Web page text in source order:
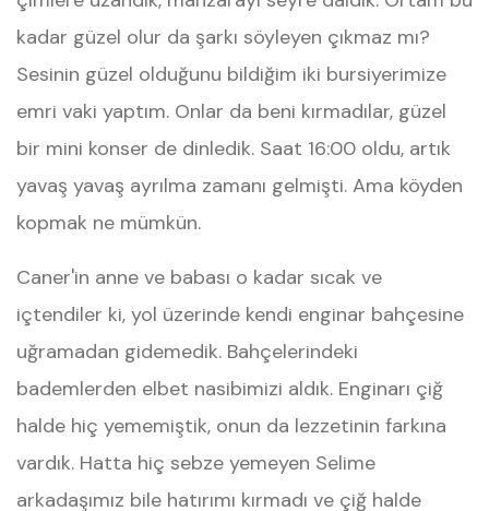
kadar güzel olur da şarkı söyleyen çıkmaz mı?
Sesinin güzel olduğunu bildiğim iki bursiyerimize
emri vaki yaptım. Onlar da beni kırmadılar, güzel
bir mini konser de dinledik. Saat 16:00 oldu, artık
yavaş yavaş ayrılma zamanı gelmişti. Ama köyden
kopmak ne mümkün.
Caner'in anne ve babası o kadar sıcak ve
içtendiler ki, yol üzerinde kendi enginar bahçesine
uğramadan gidemedik. Bahçelerindeki
bademlerden elbet nasibimizi aldık. Enginarı çiğ
halde hiç yememiştik, onun da lezzetinin farkına
vardık. Hatta hiç sebze yemeyen Selime
arkadaşımız bile hatırımı kırmadı ve çiğ halde